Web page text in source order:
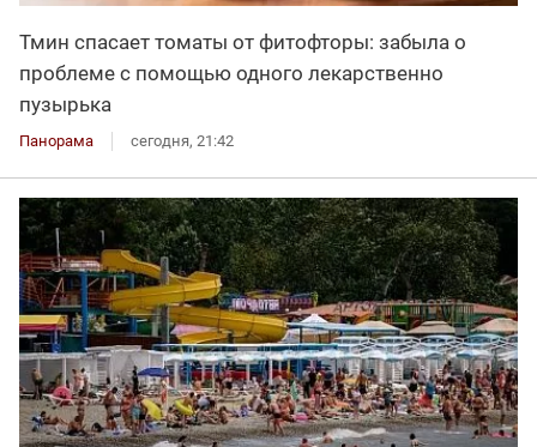
Тмин спасает томаты от фитофторы: забыла о
проблеме с помощью одного лекарственно
пузырька
Панорама сегодня, 21:42